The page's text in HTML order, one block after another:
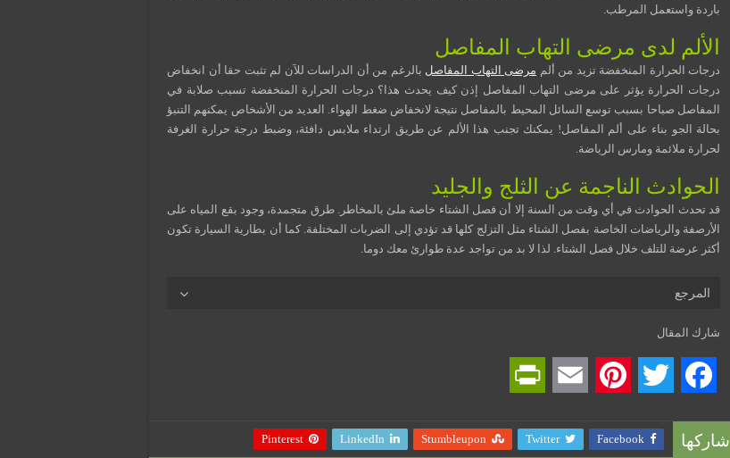
باردة واستعمل المرطب.
الألم لدى مرضى التهاب المفاصل
درجات الحرارة المنخفضة تزيد من ألم مرضى التهاب المفاصل بالرغم من أن الدراسات للآن لم تثبت حقا أن انخفاض
درجات الحرارة يؤثر على مرضى التهاب المفاصل إذن كيف يحدث هذا؟ درجات الحرارة المنخفضة تسبب صلابة في
المفاصل صباحا بسبب توسع السائل المحيط بالمفاصل نتيجة لانخفاض ضغط الهواء. العديد من الأشخاص يمكنهم التنبؤ
بحالة الجو بناء على ألم المفاصل! يمكنك تجنب هذا الألم عن طريق ارتداء ملابس دافئة، وضبط درجة حرارة الغرفة
لحرارة ملائمة ومارس الرياضة.
الحوادث الناجمة عن الثلج والجليد
قد تحدث الحوادث في أي وقت من السنة إلا أن فصل الشتاء خاصة ملئ بالمخاطر. طرق متجمدة، وجود بقع المياه على
الأرصفة والرياضات الخاصة بفصل الشتاء مثل التزلج كلها قد تؤدي إلى الضربات المختلفة. كما أن بطارية السيارة تكون
أكثر عرضة للتلف خلال فصل الشتاء. لذا لا بد من تواجد عدة طوارئ معك دوما.
المرجع
شارك المقال
i
n
a شاركها Facebook
Twitter
Stumbleupon
LinkedIn
Pinterest